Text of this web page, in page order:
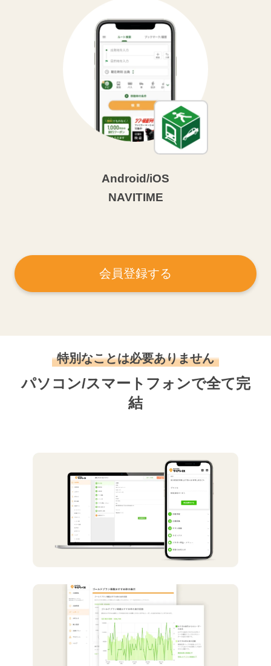
Android/iOS
NAVITIME
会員登録する
特別なことは必要ありません
パソコン/スマートフォンで全て完
結